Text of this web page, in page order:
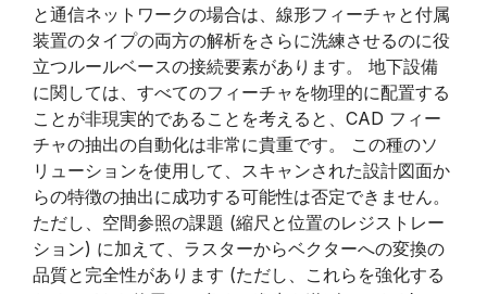
と通信ネットワークの場合は、線形フィーチャと付属
装置のタイプの両方の解析をさらに洗練させるのに役
立つルールベースの接続要素があります。 地下設備
に関しては、すべてのフィーチャを物理的に配置する
ことが非現実的であることを考えると、CAD フィー
チャの抽出の自動化は非常に貴重です。 この種のソ
リューションを使用して、スキャンされた設計図面か
らの特徴の抽出に成功する可能性は否定できません。
ただし、空間参照の課題 (縮尺と位置のレジストレー
ション) に加えて、ラスターからベクターへの変換の
品質と完全性があります (ただし、これらを強化する